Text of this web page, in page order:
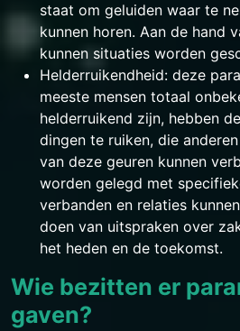
staat om geluiden waar te
kunnen horen. Aan de hand
kunnen situaties worden
Helderruikendheid: deze
meeste mensen totaal
helderruikend zijn, hebben
dingen te ruiken, die
van deze geuren kunnen
worden gelegd met
verbanden en relaties
doen van uitspraken over
het heden en de toekomst.
Wie bezitten er
gaven?